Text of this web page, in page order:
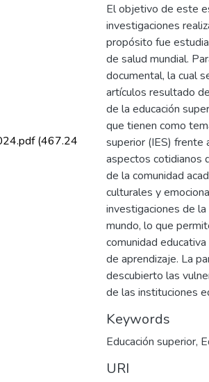
(467.24
El objetivo de este
investigaciones
propósito fue
de salud mundial.
documental, la cual
artículos resultado
de la educación
que tienen como
superior (IES) frente
aspectos cotidianos
de la comunidad
culturales y
investigaciones de
mundo, lo que
comunidad
de aprendizaje. La
descubierto las
de las instituciones
Keywords
Educación superior,
URI